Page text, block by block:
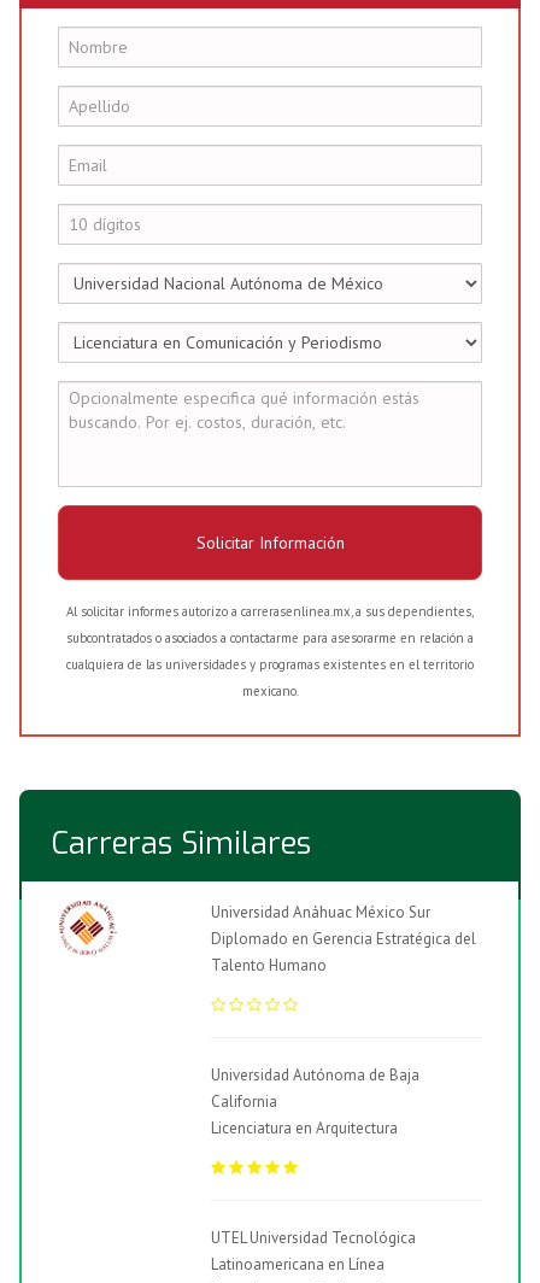
Solicitar Información
Al solicitar informes autorizo a carrerasenlinea.mx, a sus dependientes,
subcontratados o asociados a contactarme para asesorarme en relación a
cualquiera de las universidades y programas existentes en el territorio
mexicano.
Carreras Similares
Universidad Anáhuac México Sur
Diplomado en Gerencia Estratégica del
Talento Humano
Universidad Autónoma de Baja
California
Licenciatura en Arquitectura
UTEL Universidad Tecnológica
Latinoamericana en Línea